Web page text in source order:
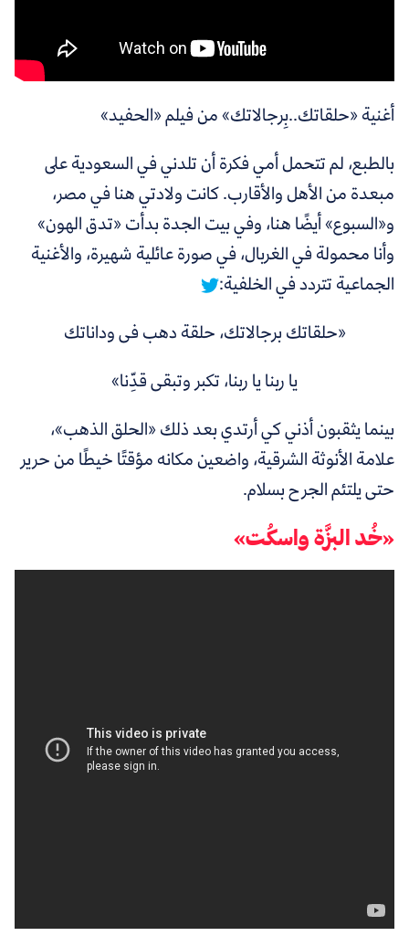
أغنية «حلقاتك..بِرجالاتك» من فيلم «الحفيد»
بالطبع، لم تتحمل أمي فكرة أن تلدني في السعودية على
مبعدة من الأهل والأقارب. كانت ولادتي هنا في مصر،
و«السبوع» أيضًا هنا،وفي بيت الجدة بدأت «تدق الهون»
وأنا محمولة في الغربال، في صورة عائلية شهيرة، والأغنية
الجماعية تتردد في الخلفية:
«حلقاتك برجالاتك، حلقة دهب فى وداناتك
يا ربنا يا ربنا، تكبر وتبقى قدِّنا»
بينما يثقبون أذني كي أرتدي بعد ذلك «الحلق الذهب»،
علامة الأنوثة الشرقية، واضعين مكانه مؤقتًا خيطًا من حرير
حتى يلتئم الجرح بسلام.
«خُد البزَّة واسكُت»